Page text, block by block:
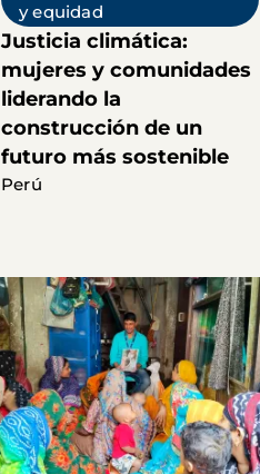
y equidad
Justicia climática:
mujeres y comunidades
liderando la
construcción de un
futuro más sostenible
Perú